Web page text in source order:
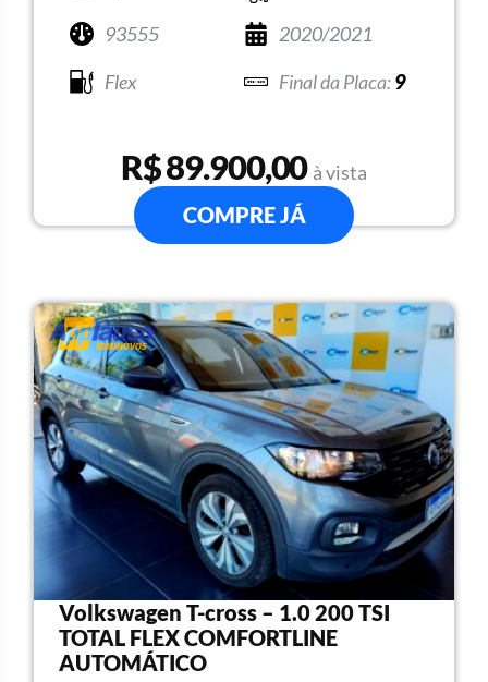
93555
2020/2021
Flex
9
R$ 89.900,00 à vista
COMPRE JÁ
Volkswagen T-cross – 1.0 200 TSI
TOTAL FLEX COMFORTLINE
AUTOMÁTICO